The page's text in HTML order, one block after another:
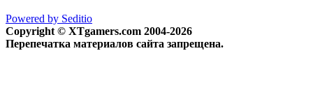
Powered by Seditio
Copyright © XTgamers.com 2004-2026
Перепечатка материалов сайта запрещена.